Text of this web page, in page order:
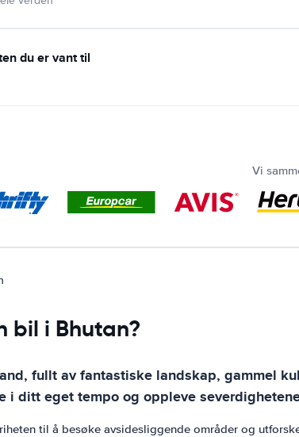
du er vant til
Vi
bil i Bhutan?
fullt av fantastiske landskap, gammel
i ditt eget tempo og oppleve
til å besøke avsidesliggende områder og